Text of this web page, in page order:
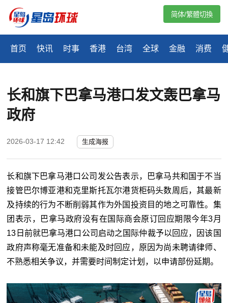
首页 快讯 时事 香港 台湾 全球 金融 消费
简体/繁體切換
长和旗下巴拿马港口发文轰巴拿马
政府
2026-03-17 12:42 生成海报
长和旗下巴拿马港口公司发公告表示，巴拿马共和国于不当
接管巴尔博亚港和克里斯托瓦尔港货柜码头数周后，其最新
及持续的行为不断削弱其作为外国投资目的地之可靠性。集
团表示，巴拿马政府没有在国际商会原订回应期限今年3月
13 日前就巴拿马港口公司启动之国际仲裁予以回应，因该国
政府声称毫无准备和未能及时回应，原因为尚未聘请律师、
不熟悉相关争议，并需要时间制定计划，以申请部份延期。